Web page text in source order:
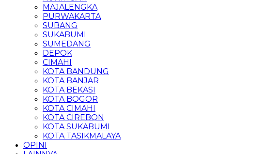
MAJALENGKA
PURWAKARTA
SUBANG
SUKABUMI
SUMEDANG
DEPOK
CIMAHI
KOTA BANDUNG
KOTA BANJAR
KOTA BEKASI
KOTA BOGOR
KOTA CIMAHI
KOTA CIREBON
KOTA SUKABUMI
KOTA TASIKMALAYA
OPINI